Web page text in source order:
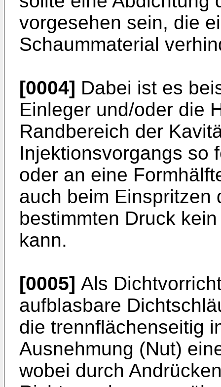
vorgesehen sein, die
Schaummaterial
[0004] Dabei ist es
Einleger und/oder die
Randbereich der
Injektionsvorgangs so
oder an eine
auch beim Einspritzen
bestimmten Druck
kann.
[0005] Als
aufblasbare
die trennflächenseitig
Ausnehmung (Nut)
wobei durch